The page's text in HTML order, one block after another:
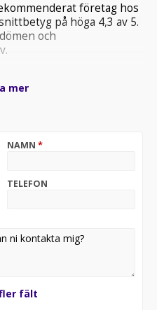
företag hos
på höga 4,3 av 5.
och
distans genom
för att säkerställa att
Ni når oss på telefon
mer
NAMN *
TELEFON
fält